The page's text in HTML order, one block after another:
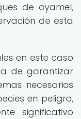
de oyamel,
de esta
en este caso
de garantizar
necesarios
en peligro,
significativo